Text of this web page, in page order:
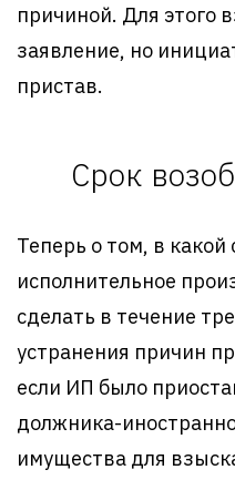
причиной. Для этого
заявление, но
пристав.
Срок
Теперь о том, в какой
исполнительное
сделать в течение
устранения причин
если ИП было
должника-
имущества для